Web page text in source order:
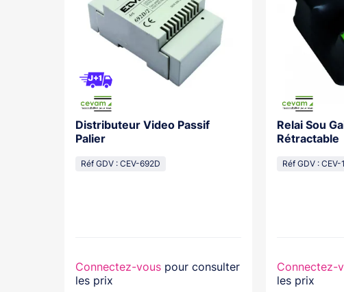
Distributeur Video Passif
Palier
Réf GDV : CEV-692D
Connectez-vous pour consulter
les prix
Relai Sou
Rétractable
Réf GDV :
Connectez-
les prix